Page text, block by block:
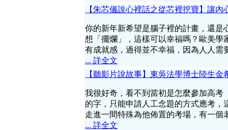
【朱芯儀說心裡話之從芯裡挖寶】讓內
你的新年新希望是腦子裡的計畫，還
想「擺爛」，這樣可以幸福嗎？歐美
有成就感，過得並不幸福，因為人人需
... 詳全文
【聽影片說故事】東吳法學博士陸生金
我很好奇，看不到當初是怎麼參加高
的字，只能申請人工念題的方式應考
走進一間特殊為他佈置的考場，有一
... 詳全文